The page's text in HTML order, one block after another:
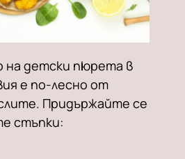
на детски пюрета в
е по-лесно от
Придържайте се
стъпки: